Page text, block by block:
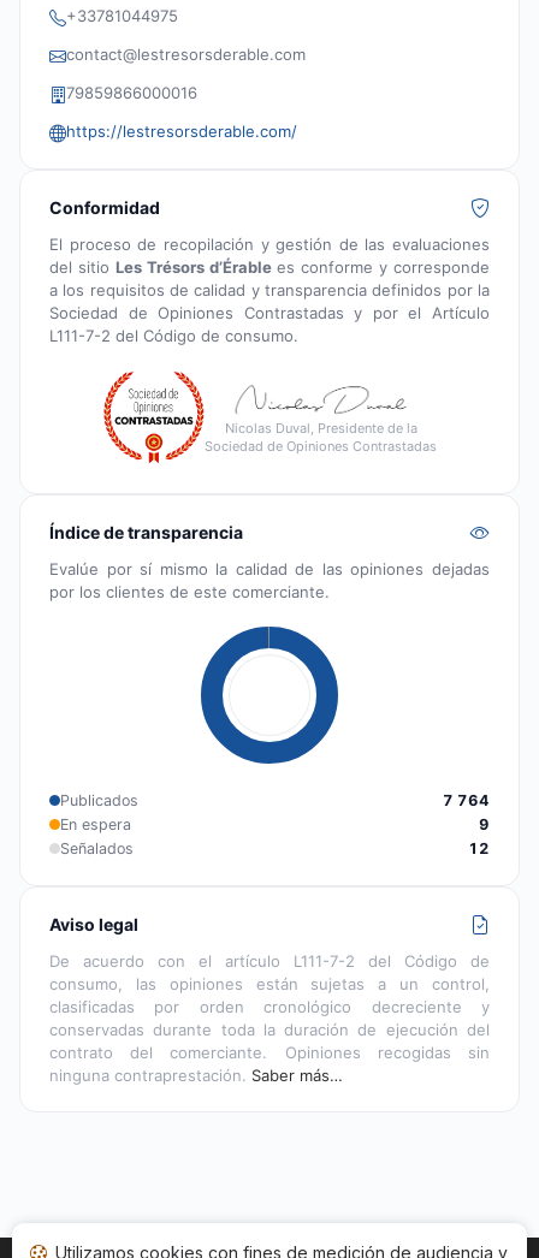
+33781044975
contact@lestresorsderable.com
79859866000016
https://lestresorsderable.com/
Conformidad
El proceso de recopilación y gestión de las evaluaciones
del sitio Les Trésors d’Érablees conforme y corresponde
a los requisitos de calidad y transparencia definidos por la
Sociedad de Opiniones Contrastadas y por el Artículo
L111-7-2 del Código de consumo.
Nicolas Duval, Presidente de la
Sociedad de Opiniones Contrastadas
Índice de transparencia
Evalúe por sí mismo la calidad de las opiniones dejadas
por los clientes de este comerciante.
Publicados
7 764
En espera
9
Señalados
12
Aviso legal
De acuerdo con el artículo L111-7-2 del Código de
consumo, las opiniones están sujetas a un control,
clasificadas por orden cronológico decreciente y
conservadas durante toda la duración de ejecución del
contrato del comerciante. Opiniones recogidas sin
ninguna contraprestación. Saber más…
Utilizamos cookies con fines de medición de audiencia y